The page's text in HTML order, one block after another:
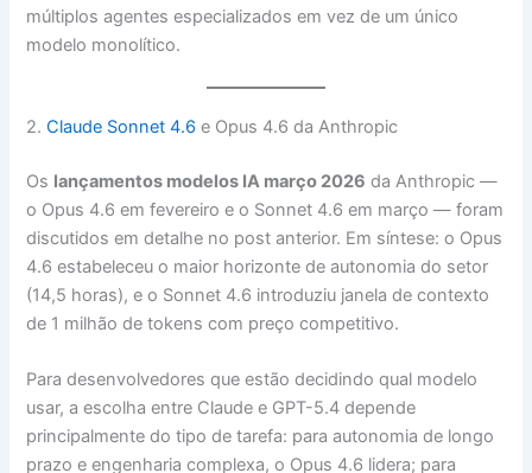
múltiplos agentes especializados em vez de um único
modelo monolítico.
2.Claude Sonnet 4.6 e Opus 4.6 da Anthropic
Os lançamentos modelos IA março 2026 da Anthropic —
o Opus 4.6 em fevereiro e o Sonnet 4.6 em março — foram
discutidos em detalhe no post anterior. Em síntese: o Opus
4.6 estabeleceu o maior horizonte de autonomia do setor
(14,5 horas), e o Sonnet 4.6 introduziu janela de contexto
de 1 milhão de tokens com preço competitivo.
Para desenvolvedores que estão decidindo qual modelo
usar, a escolha entre Claude e GPT-5.4 depende
principalmente do tipo de tarefa: para autonomia de longo
prazo e engenharia complexa, o Opus 4.6 lidera; para